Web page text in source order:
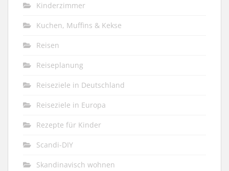
Kinderzimmer
Kuchen, Muffins & Kekse
Reisen
Reiseplanung
Reiseziele in Deutschland
Reiseziele in Europa
Rezepte für Kinder
Scandi-DIY
Skandinavisch wohnen